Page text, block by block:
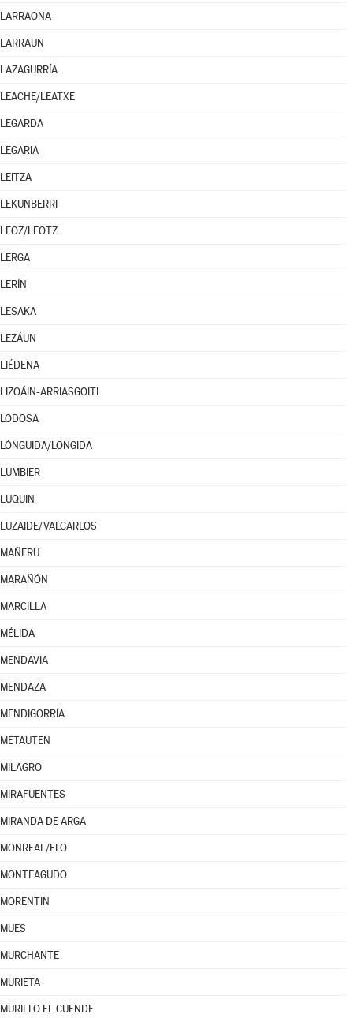
LARRAONA
LARRAUN
LAZAGURRÍA
LEACHE/LEATXE
LEGARDA
LEGARIA
LEITZA
LEKUNBERRI
LEOZ/LEOTZ
LERGA
LERÍN
LESAKA
LEZÁUN
LIÉDENA
LIZOÁIN-ARRIASGOITI
LODOSA
LÓNGUIDA/LONGIDA
LUMBIER
LUQUIN
LUZAIDE/VALCARLOS
MAÑERU
MARAÑÓN
MARCILLA
MÉLIDA
MENDAVIA
MENDAZA
MENDIGORRÍA
METAUTEN
MILAGRO
MIRAFUENTES
MIRANDA DE ARGA
MONREAL/ELO
MONTEAGUDO
MORENTIN
MUES
MURCHANTE
MURIETA
MURILLO EL CUENDE